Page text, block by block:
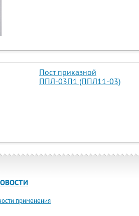
Пост приказной
ППЛ-03П1 (ППЛ11-03)
применения